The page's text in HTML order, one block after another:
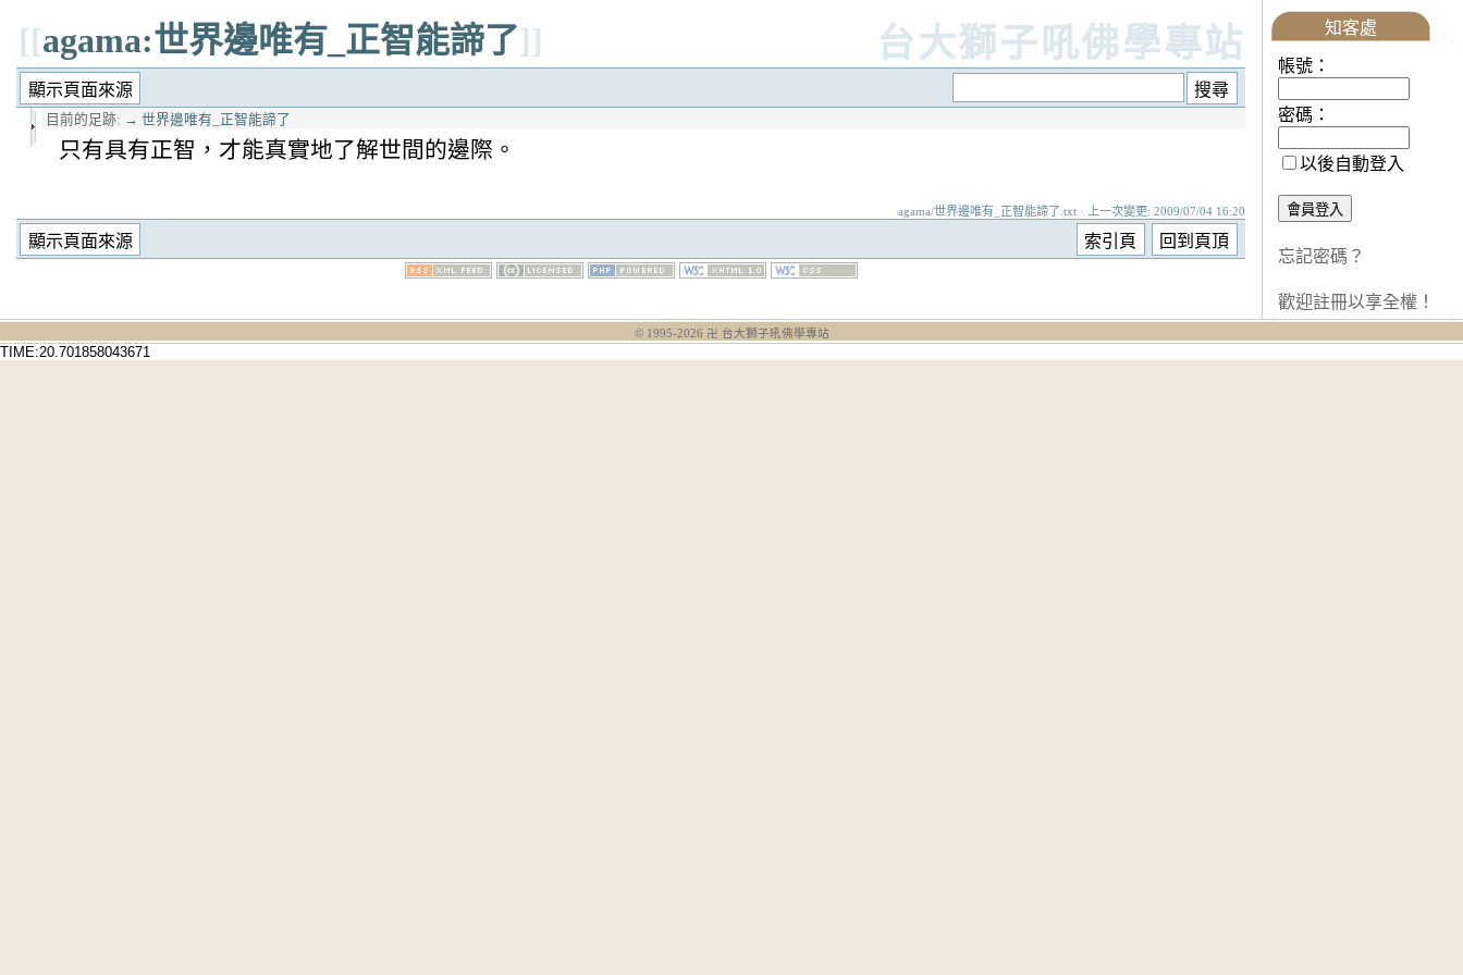
[[agama:世界邊唯有_正智能諦了]] 台大獅子吼佛學專站
目前的足跡: → 世界邊唯有_正智能諦了
只有具有正智，才能真實地了解世間的邊際。
agama/世界邊唯有_正智能諦了.txt · 上一次變更: 2009/07/04 16:20
知客處
帳號：
密碼：
以後自動登入
忘記密碼？
歡迎註冊以享全權！
© 1995-2026 卍 台大獅子吼佛學專站
TIME:20.701858043671